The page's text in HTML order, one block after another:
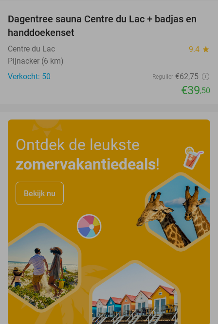
37%
Dagentree sauna Centre du Lac + badjas en
handdoekenset
Centre du Lac 9.4 star
Pijnacker (6 km)
Verkocht: 50
Regulier €62,75
€39,50
Ontdek de leukste
zomervakantiedeals!
Bekijk nu